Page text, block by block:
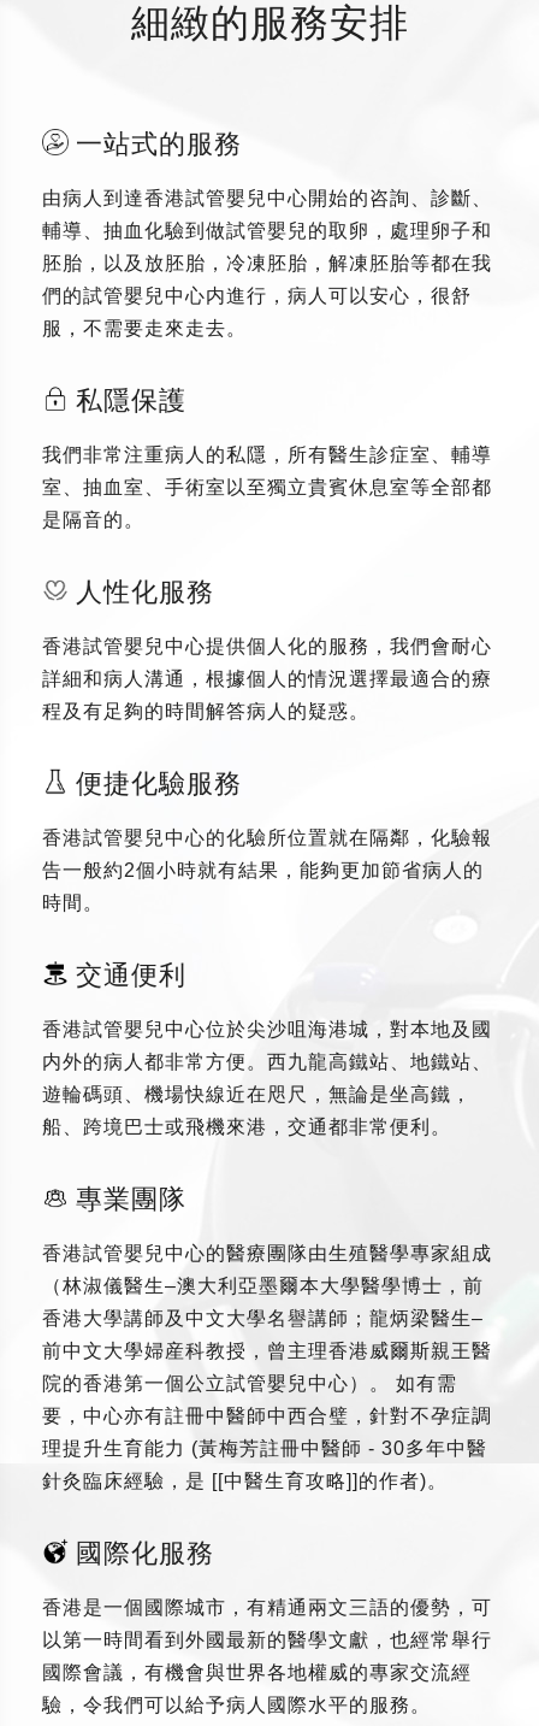
細緻的服務安排
一站式的服務
由病人到達香港試管嬰兒中心開始的咨詢、診斷、
輔導、抽血化驗到做試管嬰兒的取卵，處理卵子和
胚胎，以及放胚胎，冷凍胚胎，解凍胚胎等都在我
們的試管嬰兒中心内進行，病人可以安心，很舒
服，不需要走來走去。
私隱保護
我們非常注重病人的私隱，所有醫生診症室、輔導
室、抽血室、手術室以至獨立貴賓休息室等全部都
是隔音的。
人性化服務
香港試管嬰兒中心提供個人化的服務，我們會耐心
詳細和病人溝通，根據個人的情況選擇最適合的療
程及有足夠的時間解答病人的疑惑。
便捷化驗服務
香港試管嬰兒中心的化驗所位置就在隔鄰，化驗報
告一般約2個小時就有結果，能夠更加節省病人的
時間。
交通便利
香港試管嬰兒中心位於尖沙咀海港城，對本地及國
内外的病人都非常方便。西九龍高鐵站、地鐵站、
遊輪碼頭、機場快線近在咫尺，無論是坐高鐵，
船、跨境巴士或飛機來港，交通都非常便利。
專業團隊
香港試管嬰兒中心的醫療團隊由生殖醫學專家組成
（林淑儀醫生–澳大利亞墨爾本大學醫學博士，前
香港大學講師及中文大學名譽講師；龍炳梁醫生–
前中文大學婦産科教授，曾主理香港威爾斯親王醫
院的香港第一個公立試管嬰兒中心）。 如有需
要，中心亦有註冊中醫師中西合璧，針對不孕症調
理提升生育能力 (黃梅芳註冊中醫師 - 30多年中醫
針灸臨床經驗，是 [[中醫生育攻略]]的作者)。
國際化服務
香港是一個國際城市，有精通兩文三語的優勢，可
以第一時間看到外國最新的醫學文獻，也經常舉行
國際會議，有機會與世界各地權威的專家交流經
驗，令我們可以給予病人國際水平的服務。